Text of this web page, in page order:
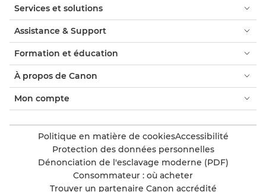
Services et solutions
Assistance & Support
Formation et éducation
À propos de Canon
Mon compte
Politique en matière de cookiesAccessibilité
Protection des données personnelles
Dénonciation de l'esclavage moderne (PDF)
Consommateur : où acheter
Trouver un partenaire Canon accrédité